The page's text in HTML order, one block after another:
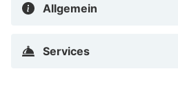
Allgemein
Services